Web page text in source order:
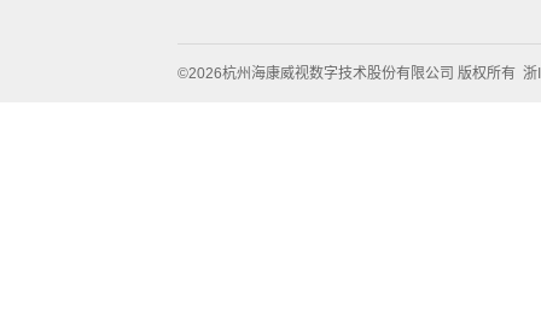
©2026杭州海康威视数字技术股份有限公司 版权所有 浙